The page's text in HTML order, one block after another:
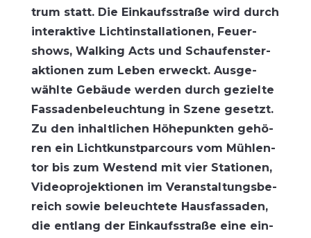
trum statt. Die Ein­kaufs­stra­ße wird durch
inter­ak­ti­ve Licht­in­stal­la­tio­nen, Feu­er­
shows, Wal­king Acts und Schau­fens­ter­
ak­tio­nen zum Leben erweckt. Aus­ge­
wähl­te Gebäu­de wer­den durch geziel­te
Fas­sa­den­be­leuch­tung in Sze­ne gesetzt.
Zu den inhalt­li­chen Höhe­punk­ten gehö­
ren ein Licht­kunst­par­cours vom Müh­len­
tor bis zum West­end mit vier Sta­tio­nen,
Video­pro­jek­tio­nen im Ver­an­stal­tungs­be­
reich sowie beleuch­te­te Haus­fas­sa­den,
die ent­lang der Ein­kaufs­stra­ße eine ein­